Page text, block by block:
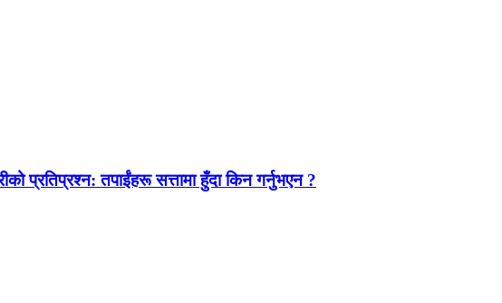
प्रतिप्रश्न: तपाईंहरू सत्तामा हुँदा किन गर्नुभएन ?